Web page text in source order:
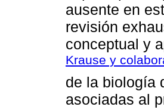
ausente en
revisión
conceptual y
Krause y
de la biología
asociadas al